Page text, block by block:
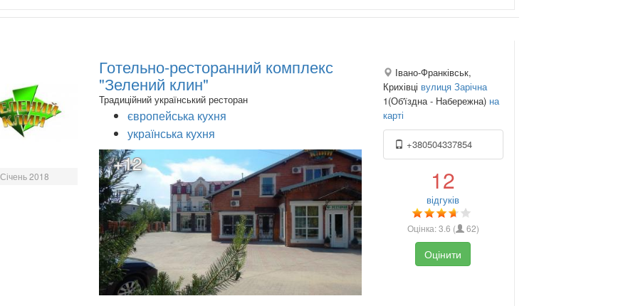
Січень 2018
Готельно-ресторанний комплекс
"Зелений клин"
Традиційний український ресторан
європейська кухня
українська кухня
+12
Івано-Франківськ,
Крихівці вулиця Зарічна
1(Об'їздна - Набережна) на
карті
+380504337854
12
відгуків
Оцінка:3.6 ( 62)
Оцінити